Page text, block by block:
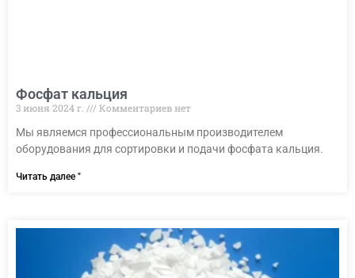
Фосфат кальция
3 июня 2024 г.
Комментариев нет
Мы являемся профессиональным производителем
оборудования для сортировки и подачи фосфата кальция.
Читать далее "